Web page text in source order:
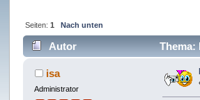
Seiten: 1 Nach unten
Autor Thema:
isa
Administrator